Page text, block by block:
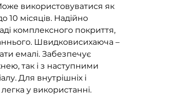
використовуватися як
10 місяців. Надійно
комплексного покриття,
Швидковисихаюча –
емалі. Забезпечує
так і з наступними
Для внутрішніх і
у використанні.